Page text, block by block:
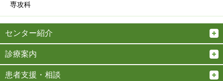
専攻科
センター紹介
診療案内
患者支援・相談